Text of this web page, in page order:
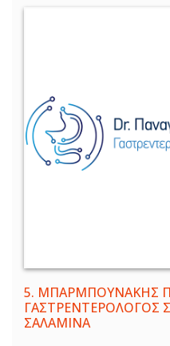
5. ΜΠΑΡΜΠΟΥΝΑΚΗΣ
ΓΑΣΤΡΕΝΤΕΡΟΛΟΓΟΣ
ΣΑΛΑΜΙΝΑ